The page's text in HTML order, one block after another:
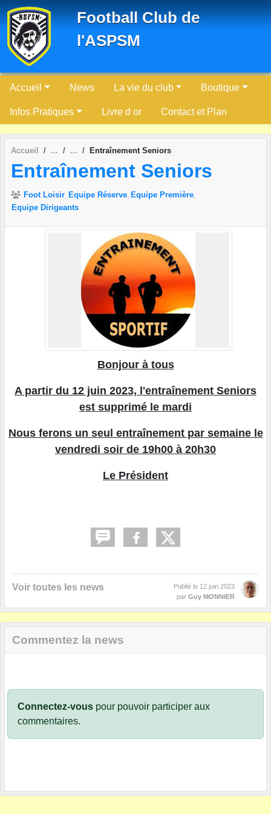
Football Club de
l'ASPSM
Accueil News La vie du club Boutique
Infos Pratiques Livre d or Contact et Plan
Accueil Entraînement Seniors
Entraînement Seniors
Foot Loisir Equipe Réserve Equipe Première
Equipe Dirigeants
Bonjour à tous
A partir du 12 juin 2023, l'entraînement Seniors
est supprimé le mardi
Nous ferons un seul entraînement par semaine le
vendredi soir de 19h00 à 20h30
Le Président
Voir toutes les news Publié le 12 juin 2023
par Guy MONNIER
Commentez la news
Connectez-vous pour pouvoir participer aux
commentaires.
Panneau de gestion des cookies